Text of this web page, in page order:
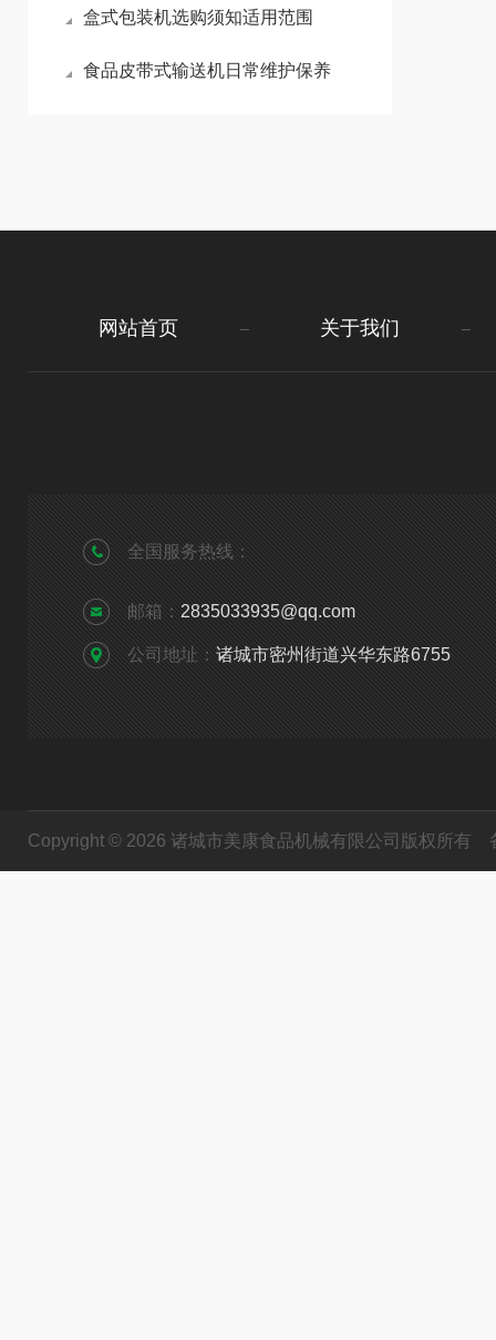
盒式包装机选购须知适用范围
食品皮带式输送机日常维护保养
网站首页 关于我们
全国服务热线：
邮箱： 2835033935@qq.com
公司地址： 诸城市密州街道兴华东路6755
Copyright © 2026 诸城市美康食品机械有限公司版权所有